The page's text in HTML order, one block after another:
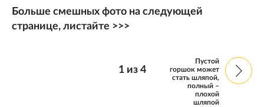
Больше смешных фото на следующей
странице, листайте >>>
1из 4
Пустой
горшок может
стать шляпой,
полный –
плохой
шляпой